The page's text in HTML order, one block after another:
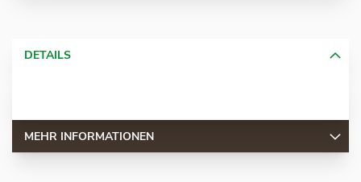
DETAILS
MEHR INFORMATIONEN